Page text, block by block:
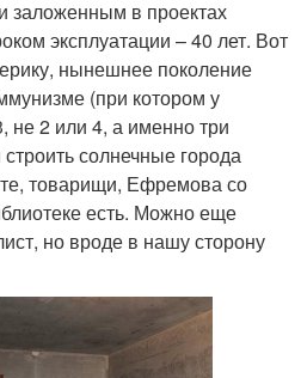
заложенным в проектах
эксплуатации – 40 лет. Вот
нынешнее поколение
(при котором у
не 2 или 4, а именно три
солнечные города
товарищи, Ефремова со
есть. Можно еще
но вроде в нашу сторону